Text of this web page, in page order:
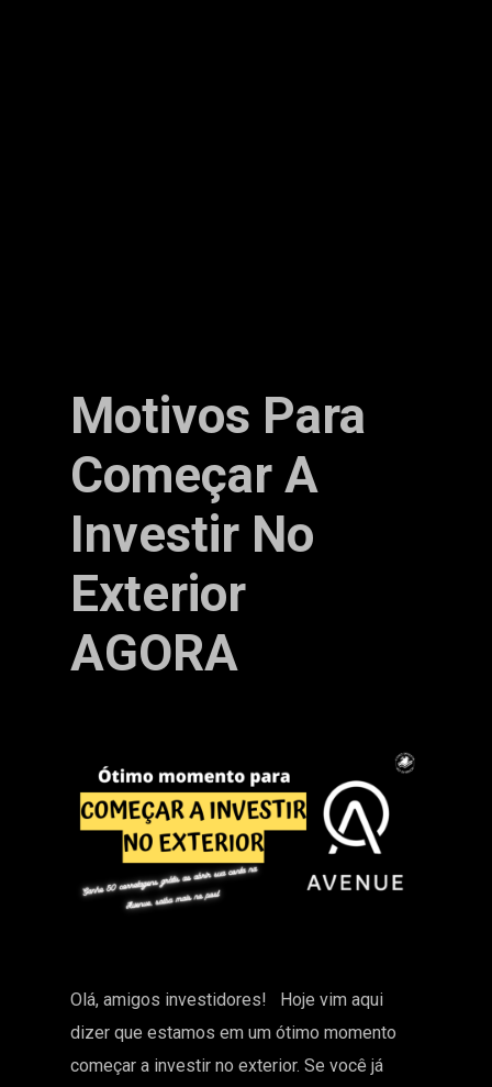
Motivos Para
Começar A
Investir No
Exterior
AGORA
Olá, amigos investidores! Hoje vim aqui
dizer que estamos em um ótimo momento
começar a investir no exterior. Se você já